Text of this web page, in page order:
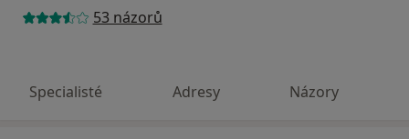
53 názorů
Specialisté Adresy Názory